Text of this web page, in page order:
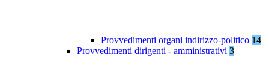
Provvedimenti organi indirizzo-politico 14
Provvedimenti dirigenti - amministrativi 3